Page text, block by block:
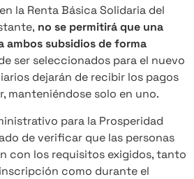
la Renta Básica Solidaria del
no se permitirá que una
ambos subsidios de forma
ser seleccionados para el nuevo
dejarán de recibir los pagos
manteniéndose solo en uno.
para la Prosperidad
de verificar que las personas
con los requisitos exigidos, tanto
como durante el